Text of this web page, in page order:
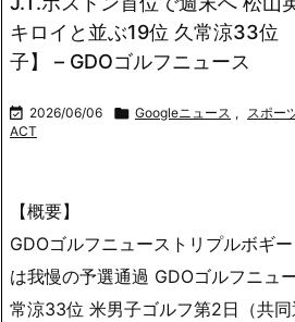
キロイと並ぶ19位 久常涼33位
子】 – GDOゴルフニュース
 2026/06/06  Googleニュース , スポー
ACT
【概要】
GDOゴルフニューストリプルボギ
は我慢の予選通過 GDOゴルフニュ
常涼33位 米男子ゴルフ第2日（共